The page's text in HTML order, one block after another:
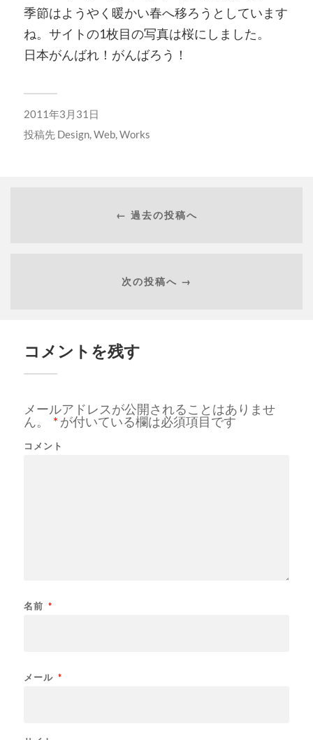
季節はようやく暖かい春へ移ろうとしています
ね。サイトの1枚目の写真は桜にしました。
日本がんばれ！がんばろう！
2011年3月31日
投稿先 Design, Web, Works
← 過去の投稿へ
次の投稿へ →
コメントを残す
メールアドレスが公開されることはありませ
ん。
*が付いている欄は必須項目です
コメント
名前 *
メール *